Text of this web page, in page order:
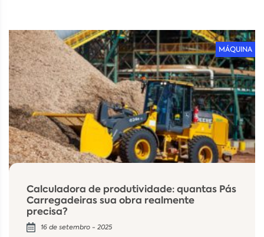
MÁQUINA
Calculadora de produtividade: quantas Pás
Carregadeiras sua obra realmente
precisa?
16 de setembro - 2025